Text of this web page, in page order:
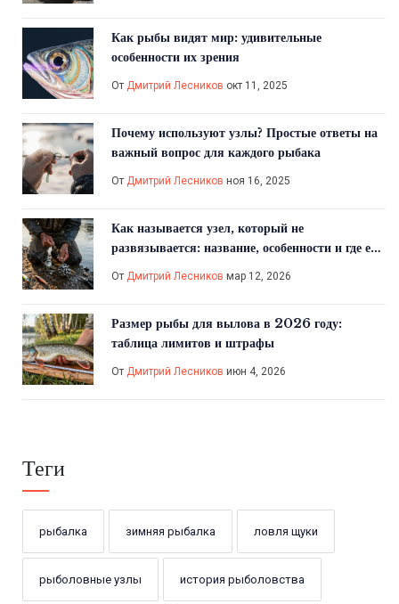
Как рыбы видят мир: удивительные
особенности их зрения
От Дмитрий Лесников окт 11, 2025
Почему используют узлы? Простые ответы на
важный вопрос для каждого рыбака
От Дмитрий Лесников ноя 16, 2025
Как называется узел, который не
развязывается: название, особенности и где его
От Дмитрий Лесников мар 12, 2026
Размер рыбы для вылова в 2026 году:
таблица лимитов и штрафы
От Дмитрий Лесников июн 4, 2026
Теги
рыбалка зимняя рыбалка ловля щуки
рыболовные узлы история рыболовства